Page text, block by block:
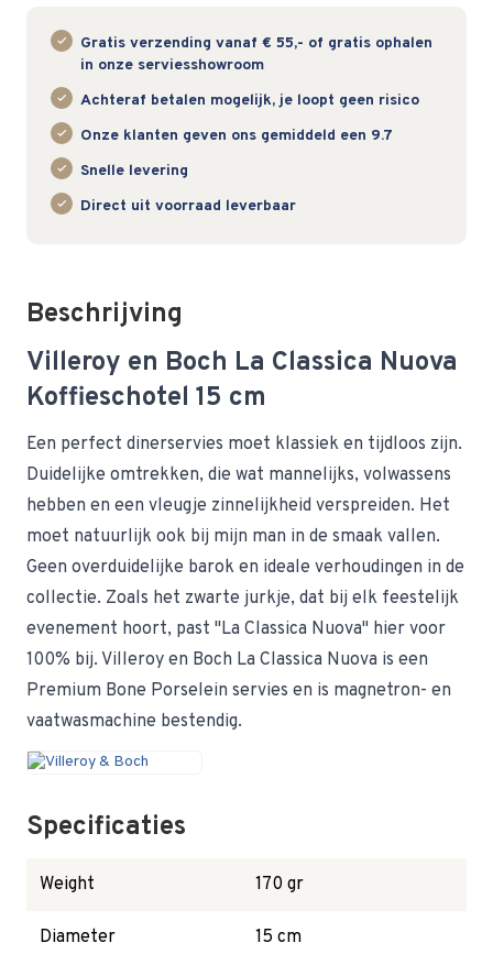
Gratis verzending vanaf € 55,- of gratis ophalen
in onze serviesshowroom
Achteraf betalen mogelijk, je loopt geen risico
Onze klanten geven ons gemiddeld een 9.7
Snelle levering
Direct uit voorraad leverbaar
Beschrijving
Villeroy en Boch La Classica Nuova
Koffieschotel 15 cm
Een perfect dinerservies moet klassiek en tijdloos zijn.
Duidelijke omtrekken, die wat mannelijks, volwassens
hebben en een vleugje zinnelijkheid verspreiden. Het
moet natuurlijk ook bij mijn man in de smaak vallen.
Geen overduidelijke barok en ideale verhoudingen in de
collectie. Zoals het zwarte jurkje, dat bij elk feestelijk
evenement hoort, past "La Classica Nuova" hier voor
100% bij. Villeroy en Boch La Classica Nuova is een
Premium Bone Porselein servies en is magnetron- en
vaatwasmachine bestendig.
Specificaties
Weight 170 gr
Diameter 15 cm